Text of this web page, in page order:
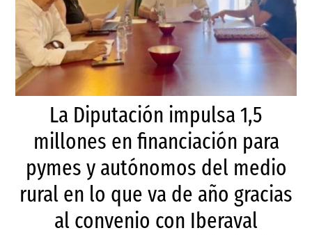
La Diputación impulsa 1,5
millones en financiación para
pymes y autónomos del medio
rural en lo que va de año gracias
al convenio con Iberaval